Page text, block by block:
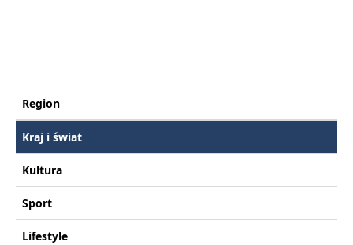
Region
Kraj i świat
Kultura
Sport
Lifestyle